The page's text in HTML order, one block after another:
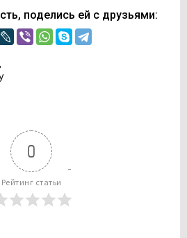
поделись ей с друзьями:
0
Рейтинг статьи